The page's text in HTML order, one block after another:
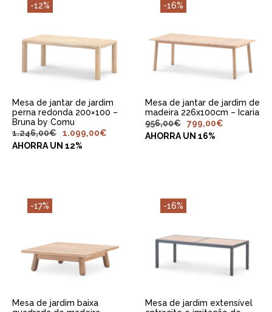
-12%
ADICIONAR AO
CARRINHO
Mesa de jantar de jardim
perna redonda 200×100 –
Bruna by Comu
1.246,00€ 1.099,00€
AHORRA UN 12%
-16%
ADICIONAR AO
CARRINHO
Mesa de jantar de jardim de
madeira 226x100cm – Icaria
956,00€ 799,00€
AHORRA UN 16%
-17%
CARRINHO
Mesa de jardim baixa
-16%
ADICIONAR AO
CARRINHO
Mesa de jardim extensível